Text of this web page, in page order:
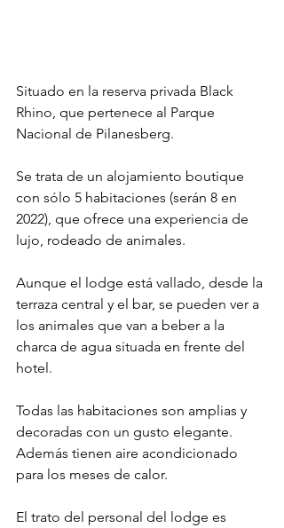
Situado en la reserva privada Black
Rhino, que pertenece al Parque
Nacional de Pilanesberg.
Se trata de un alojamiento boutique
con sólo 5 habitaciones (serán 8 en
2022), que ofrece una experiencia de
lujo, rodeado de animales.
Aunque el lodge está vallado, desde la
terraza central y el bar, se pueden ver a
los animales que van a beber a la
charca de agua situada en frente del
hotel.
Todas las habitaciones son amplias y
decoradas con un gusto elegante.
Además tienen aire acondicionado
para los meses de calor.
El trato del personal del lodge es